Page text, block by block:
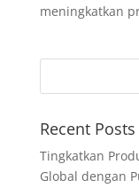
meningkatkan
Recent Posts
Tingkatkan
Global dengan